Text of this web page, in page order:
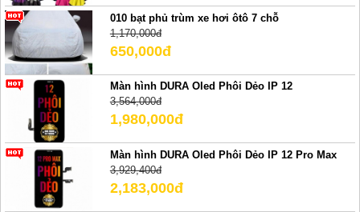
010 bạt phủ trùm xe hơi ôtô 7 chỗ
1,170,000đ
650,000đ
Màn hình DURA Oled Phôi Dẻo IP 12
3,564,000đ
1,980,000đ
Màn hình DURA Oled Phôi Dẻo IP 12 Pro Max
3,929,400đ
2,183,000đ